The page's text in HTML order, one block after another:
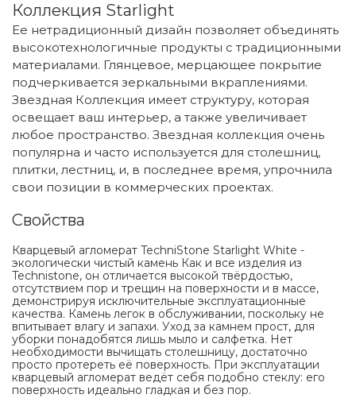
Коллекция Starlight
Ее нетрадиционный дизайн позволяет объединять
высокотехнологичные продукты с традиционными
материалами. Глянцевое, мерцающее покрытие
подчеркивается зеркальными вкраплениями.
Звездная Коллекция имеет структуру, которая
освещает ваш интерьер, а также увеличивает
любое пространство. Звездная коллекция очень
популярна и часто используется для столешниц,
плитки, лестниц, и, в последнее время, упрочнила
свои позиции в коммерческих проектах.
Свойства
Кварцевый агломерат TechniStone Starlight White -
экологически чистый камень Как и все изделия из
Technistone, он отличается высокой твёрдостью,
отсутствием пор и трещин на поверхности и в массе,
демонстрируя исключительные эксплуатационные
качества. Камень легок в обслуживании, поскольку не
впитывает влагу и запахи. Уход за камнем прост, для
уборки понадобятся лишь мыло и салфетка. Нет
необходимости вычищать столешницу, достаточно
просто протереть её поверхность. При эксплуатации
кварцевый агломерат ведёт себя подобно стеклу: его
поверхность идеально гладкая и без пор.